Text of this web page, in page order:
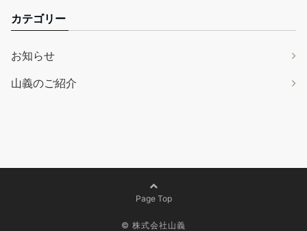
カテゴリー
お知らせ
山義のご紹介
Page Top
© 株式会社山義